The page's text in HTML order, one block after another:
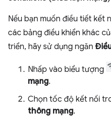
Nếu bạn muốn điều tiết kết
các bảng điều khiển khác
triển, hãy sử dụng ngăn
Nhấp vào biểu tượng
mạng.
Chọn tốc độ kết nối
thông mạng.